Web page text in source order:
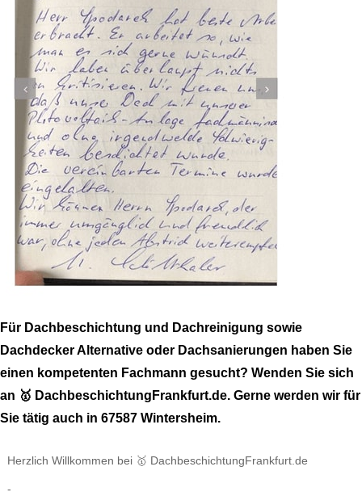
Für Dachbeschichtung und Dachreinigung sowie
Dachdecker Alternative oder Dachsanierungen haben Sie
einen kompetenten Fachmann gesucht? Wenden Sie sich
an 🥇 DachbeschichtungFrankfurt.de. Gerne werden wir für
Sie tätig auch in 67587 Wintersheim.
Herzlich Willkommen bei 🥇 DachbeschichtungFrankfurt.de
-